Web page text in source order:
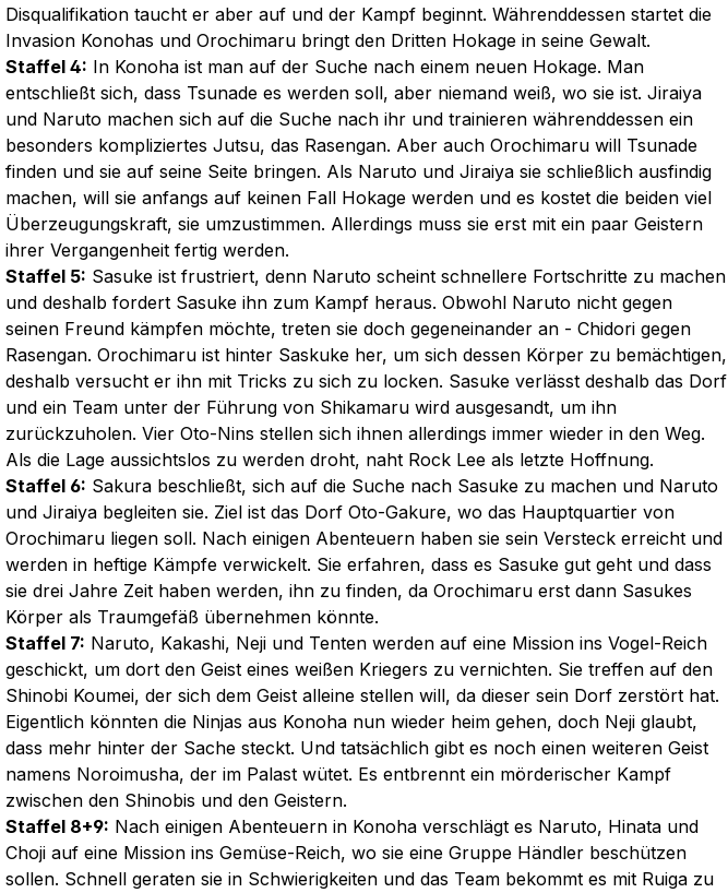
Disqualifikation taucht er aber auf und der Kampf beginnt. Währenddessen startet die
Invasion Konohas und Orochimaru bringt den Dritten Hokage in seine Gewalt.
Staffel 4: In Konoha ist man auf der Suche nach einem neuen Hokage. Man
entschließt sich, dass Tsunade es werden soll, aber niemand weiß, wo sie ist. Jiraiya
und Naruto machen sich auf die Suche nach ihr und trainieren währenddessen ein
besonders kompliziertes Jutsu, das Rasengan. Aber auch Orochimaru will Tsunade
finden und sie auf seine Seite bringen. Als Naruto und Jiraiya sie schließlich ausfindig
machen, will sie anfangs auf keinen Fall Hokage werden und es kostet die beiden viel
Überzeugungskraft, sie umzustimmen. Allerdings muss sie erst mit ein paar Geistern
ihrer Vergangenheit fertig werden.
Staffel 5: Sasuke ist frustriert, denn Naruto scheint schnellere Fortschritte zu machen
und deshalb fordert Sasuke ihn zum Kampf heraus. Obwohl Naruto nicht gegen
seinen Freund kämpfen möchte, treten sie doch gegeneinander an - Chidori gegen
Rasengan. Orochimaru ist hinter Saskuke her, um sich dessen Körper zu bemächtigen,
deshalb versucht er ihn mit Tricks zu sich zu locken. Sasuke verlässt deshalb das Dorf
und ein Team unter der Führung von Shikamaru wird ausgesandt, um ihn
zurückzuholen. Vier Oto-Nins stellen sich ihnen allerdings immer wieder in den Weg.
Als die Lage aussichtslos zu werden droht, naht Rock Lee als letzte Hoffnung.
Staffel 6: Sakura beschließt, sich auf die Suche nach Sasuke zu machen und Naruto
und Jiraiya begleiten sie. Ziel ist das Dorf Oto-Gakure, wo das Hauptquartier von
Orochimaru liegen soll. Nach einigen Abenteuern haben sie sein Versteck erreicht und
werden in heftige Kämpfe verwickelt. Sie erfahren, dass es Sasuke gut geht und dass
sie drei Jahre Zeit haben werden, ihn zu finden, da Orochimaru erst dann Sasukes
Körper als Traumgefäß übernehmen könnte.
Staffel 7: Naruto, Kakashi, Neji und Tenten werden auf eine Mission ins Vogel-Reich
geschickt, um dort den Geist eines weißen Kriegers zu vernichten. Sie treffen auf den
Shinobi Koumei, der sich dem Geist alleine stellen will, da dieser sein Dorf zerstört hat.
Eigentlich könnten die Ninjas aus Konoha nun wieder heim gehen, doch Neji glaubt,
dass mehr hinter der Sache steckt. Und tatsächlich gibt es noch einen weiteren Geist
namens Noroimusha, der im Palast wütet. Es entbrennt ein mörderischer Kampf
zwischen den Shinobis und den Geistern.
Staffel 8+9: Nach einigen Abenteuern in Konoha verschlägt es Naruto, Hinata und
Choji auf eine Mission ins Gemüse-Reich, wo sie eine Gruppe Händler beschützen
sollen. Schnell geraten sie in Schwierigkeiten und das Team bekommt es mit Ruiga zu